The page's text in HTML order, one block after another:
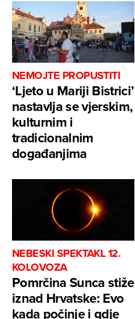
NEMOJTE PROPUSTITI
‘Ljeto u Mariji Bistrici’
nastavlja se vjerskim,
kulturnim i
tradicionalnim
događanjima
NEBESKI SPEKTAKL 12.
KOLOVOZA
Pomrčina Sunca stiže
iznad Hrvatske: Evo
kada počinje i gdje